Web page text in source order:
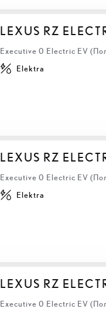
LEXUS RZ
Executive 0 Electric EV
Elektra
LEXUS RZ
Executive 0 Electric EV
Elektra
LEXUS RZ
Executive 0 Electric EV